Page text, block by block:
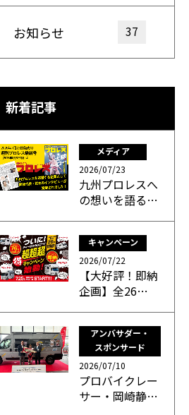
お知らせ 37
新着記事
メディア
2026/07/23
九州プロレスへ
の想いを語る…
キャンペーン
2026/07/22
【大好評！即納
企画】全26…
アンバサダー・
スポンサード
2026/07/10
プロバイクレー
サー・岡崎静…